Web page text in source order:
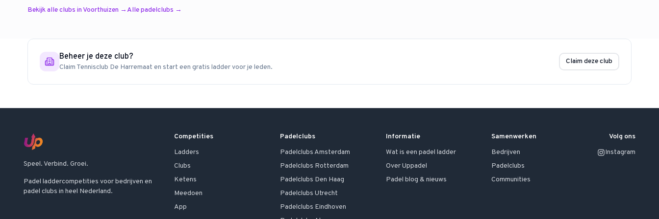
Bekijk alle clubs inVoorthuizen →Alle padelclubs →
Beheer je deze club?
Claim Tennisclub De Harremaat en start een gratis ladder voor je leden.
Claim deze club
Speel. Verbind. Groei.
Padel laddercompetities voor bedrijven en
padel clubs in heel Nederland.
Competities
Ladders
Clubs
Ketens
Meedoen
App
Padelclubs
Padelclubs Amsterdam
Padelclubs Rotterdam
Padelclubs Den Haag
PadelclubsUtrecht
Padelclubs Eindhoven
Informatie
Wat is een padel ladder
Over Uppadel
Padel blog & nieuws
Samenwerken
Bedrijven
Padelclubs
Communities
Volg ons
Instagram